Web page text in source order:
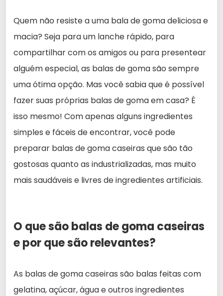
Quem não resiste a uma bala de goma deliciosa e
macia? Seja para um lanche rápido, para
compartilhar com os amigos ou para presentear
alguém especial, as balas de goma são sempre
uma ótima opção. Mas você sabia que é possível
fazer suas próprias balas de goma em casa? É
isso mesmo! Com apenas alguns ingredientes
simples e fáceis de encontrar, você pode
preparar balas de goma caseiras que são tão
gostosas quanto as industrializadas, mas muito
mais saudáveis e livres de ingredientes artificiais.
O que são balas de goma caseiras
e por que são relevantes?
As balas de goma caseiras são balas feitas com
gelatina, açúcar, água e outros ingredientes